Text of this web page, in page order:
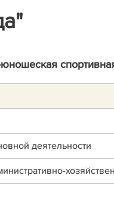
деятельности